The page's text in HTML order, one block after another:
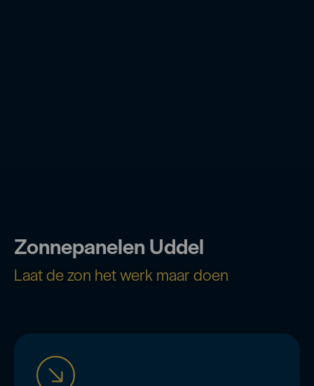
Zonnepanelen Uddel
Laat de zon het werk maar doen